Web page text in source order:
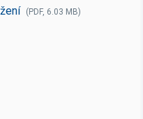
(PDF, 6.03 MB)